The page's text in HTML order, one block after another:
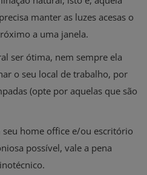
manter as luzes acesas o
a uma janela.
ser ótima, nem sempre ela
o seu local de trabalho, por
(opte por aquelas que são
seu home office e/ou escritório
possível, vale a pena